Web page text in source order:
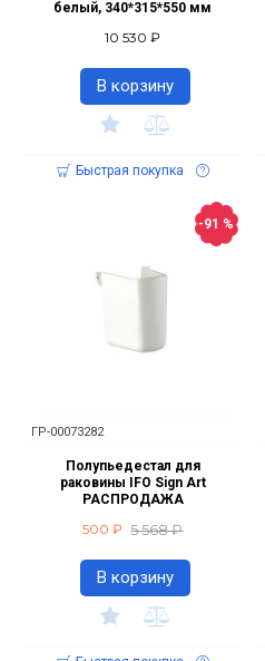
белый, 340*315*550 мм
10 530 ₽
В корзину
Быстрая покупка
-91 %
ГР-00073282
Полупьедестал для
раковины IFO Sign Art
РАСПРОДАЖА
500 ₽ 5 568 ₽
В корзину